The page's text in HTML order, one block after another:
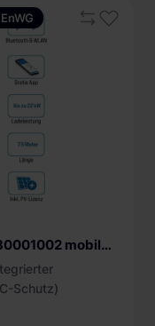
NRGkick Pure + PV 12701000-30001002 mobile Ladestation
Schutz)